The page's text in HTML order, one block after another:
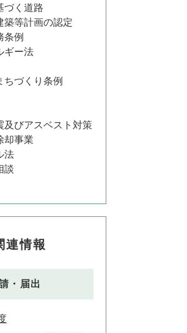
づく道路
築等計画の認定
条例
ギー法
ちづくり条例
及びアスベスト対策
却事業
法
談
連情報
・届出